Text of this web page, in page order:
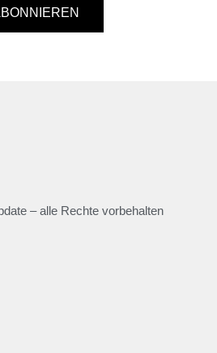
– alle Rechte vorbehalten